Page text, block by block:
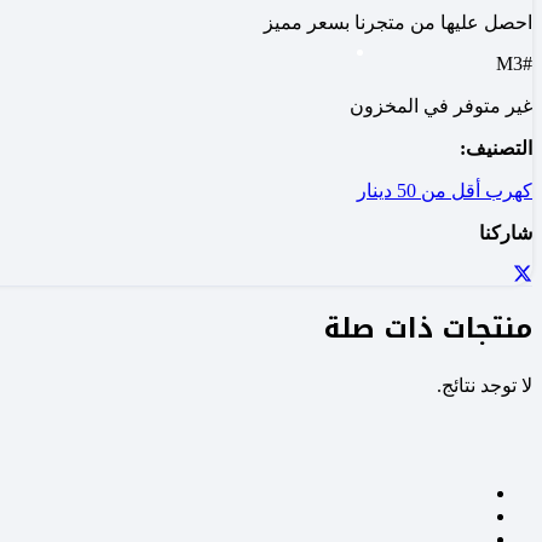
احصل عليها من متجرنا بسعر مميز
#M3
غير متوفر في المخزون
التصنيف:
كهرب أقل من 50 دينار
شاركنا
منتجات ذات صلة
لا توجد نتائج.